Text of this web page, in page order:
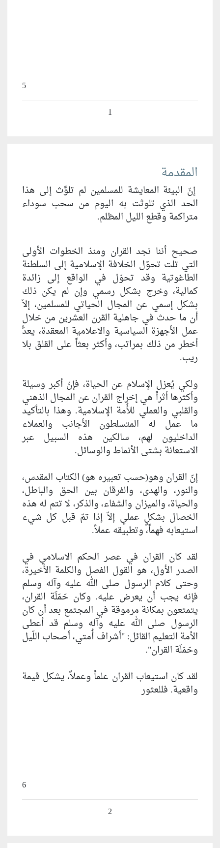
5
1
المقدمة
إنّ البيئة المعايشة للمسلمين لم تلوَّث إلى هذا
الحد الذي تلوثت به اليوم من سحب سوداء
متراكمة وقطع الليل المظلم.
صحيح أننا نجد القران ومنذ الخطوات الأولى
التي تلت تحوّل الخلافة الإسلامية إلى السلطنة
الطاغوتية وقد تحوّل في الواقع إلى زائدة
كمالية، وخرج بشكل رسمي وإن لم يكن ذلك
بشكل إسمي عن المجال الحياتي للمسلمين، إلاّ
أن ما حدث في جاهلية القرن العشرين من خلال
عمل الأجهزة السياسية والاعلامية المعقدة، يعدُّ
أخطر من ذلك بمراتب، وأكثر بعثاً على القلق بلا
ريب.
ولكي يُعزل الإسلام عن الحياة، فإنّ أكبر وسيلة
وأكثرها أثراً هي إخراج القران عن المجال الذهني
والقلبي والعملي للأُمة الإسلامية. وهذا بالتأكيد
ما عمل له المتسلطون الأجانب والعملاء
الداخليون لهم، سالكين هذه السبيل عبر
الاستعانة بشتى الأنماط والوسائل.
إنّ القران وهو(حسب تعبيره هو) الكتاب المقدس،
والنور، والهدى، والفرقان بين الحق والباطل،
والحياة، والميزان والشفاء، والذكر، لا تتم له هذه
الخصال بشكلٍ عملي إلاّ إذا تمّ قبل كل شي‏ء
استيعابه فهماً، وتطبيقه عملاً.
لقد كان القران في عصر الحكم الاسلامي في
الصدر الأول، هو القول الفصل والكلمة الأخيرة،
وحتى كلام الرسول صلى الله عليه وآله وسلم
فإنه يجب أن يعرض عليه. وكان حَمَلَة القران،
يتمتعون بمكانة مرموقة في المجتمع بعد أن كان
الرسول صلى الله عليه وآله وسلم قد أعطى
الأمة التعليم القائل: "أشراف أُمتي، أصحاب اللّيل
وحَمَلَة القران".
لقد كان استيعاب القران علماً وعملاً، يشكل قيمة
واقعية. فللعثور
6
2